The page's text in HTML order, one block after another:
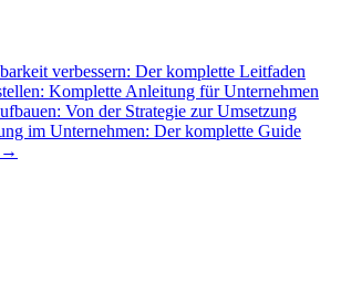
verbessern: Der komplette Leitfaden
Komplette Anleitung für Unternehmen
Von der Strategie zur Umsetzung
im Unternehmen: Der komplette Guide
→